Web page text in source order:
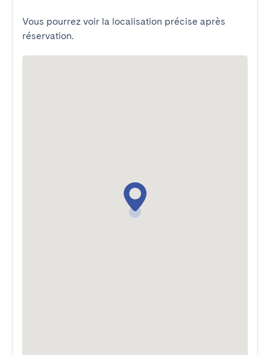
Vous pourrez voir la localisation précise après
réservation.